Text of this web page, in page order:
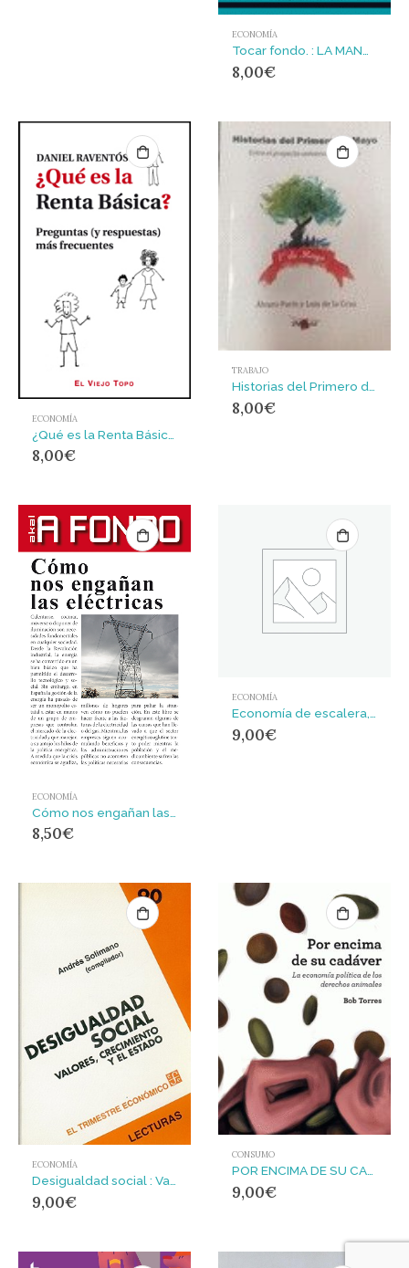
ECONOMÍA
Tocar fondo. : LA MANO INVISIBLE DETRÁS DE LA SUBIDA DEL ALQUILER
8,00€
ECONOMÍA
8,00€
TRABAJO
Historias del Primero de Mayo: : entre el proyecto universal y el barrio
8,00€
ECONOMÍA
8,50€
ECONOMÍA
9,00€
ECONOMÍA
Desigualdad social : Valores, crecimiento y el Estado
9,00€
CONSUMO
POR ENCIMA DE SU CADAVER
9,00€